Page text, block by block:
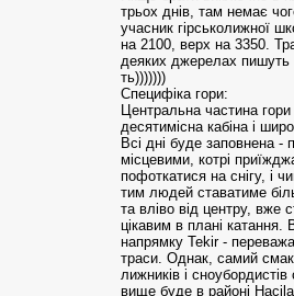
трьох днів, там немає
учасник гірськолижної
на 2100, верх на 3350.
деяких джерелах пишуть
ть)))))))
Специфіка гори:
Центральна частина
десятимісна кабіна і
Всі дні буде заповнена -
місцевими, котрі
пофоткатися на снігу, і
тим людей ставатиме
та вліво від центру, вже
цікавим в плані катання.
напрямку Tekir -
траси. Однак, самий
лижників і сноубордистів
вище буде в районі